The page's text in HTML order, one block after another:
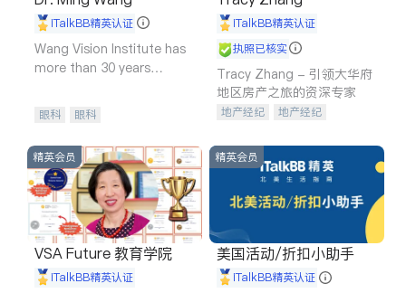
iTalkBB精英认证
Wang Vision Institute has
more than 30 years
眼科 眼科
iTalkBB精英认证
执照已核实
Tracy Zhang - 引领大华府
地区房产之旅的资深专家
地产经纪
地产经纪
商铺租售
精英会员
VSA Future 教育学院
iTalkBB精英认证
精英会员
美国活动/折扣小助手
iTalkBB精英认证